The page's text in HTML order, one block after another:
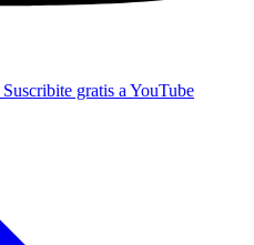
Suscribite gratis a YouTube